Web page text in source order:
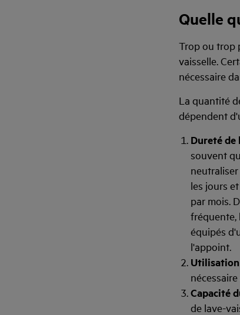
Quelle
Trop ou trop
vaisselle.
nécessaire
La quantité
dépendent
Dureté de
souvent
les jours
par mois.
fréquente,
équipés
l'appoint.
Capacité
de lave-